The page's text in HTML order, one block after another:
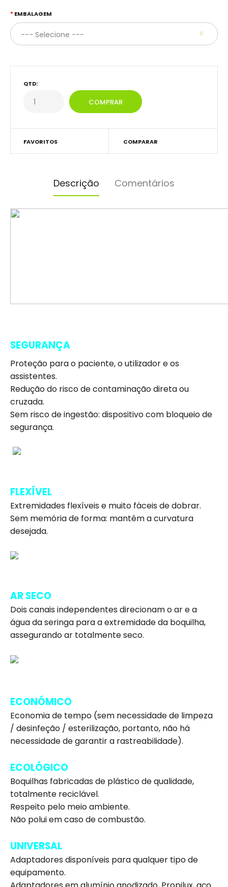
EMBALAGEM
QTD:
FAVORITOS COMPARAR
Descrição Comentários
SEGURANÇA
Proteção para o paciente, o utilizador e os
assistentes.
Redução do risco de contaminação direta ou
cruzada.
Sem risco de ingestão: dispositivo com bloqueio de
segurança.
FLEXÍVEL
Extremidades flexíveis e muito fáceis de dobrar.
Sem memória de forma: mantêm a curvatura
desejada.
AR SECO
Dois canais independentes direcionam o ar e a
água da seringa para a extremidade da boquilha,
assegurando ar totalmente seco.
ECONÓMICO
Economia de tempo (sem necessidade de limpeza
/ desinfeção / esterilização, portanto, não há
necessidade de garantir a rastreabilidade).
ECOLÓGICO
Boquilhas fabricadas de plástico de qualidade,
totalmente reciclável.
Respeito pelo meio ambiente.
Não polui em caso de combustão.
UNIVERSAL
Adaptadores disponíveis para qualquer tipo de
equipamento.